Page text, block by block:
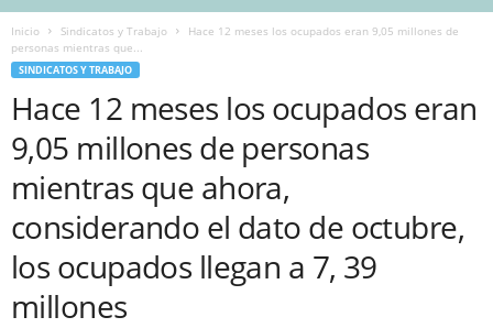
Inicio Sindicatos y Trabajo
Hace 12 meses los ocupados eran 9,05 millones de
personas mientras que...
SINDICATOS Y TRABAJO
Hace 12 meses los ocupados eran
9,05 millones de personas
mientras que ahora,
considerando el dato de octubre,
los ocupados llegan a 7, 39
millones